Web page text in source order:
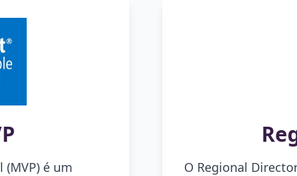
é um
O Regional